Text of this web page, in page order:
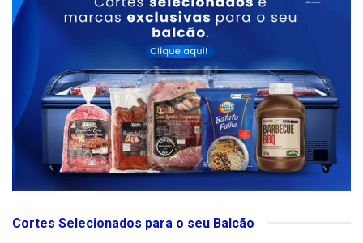
Cortes Selecionados para o seu Balcão